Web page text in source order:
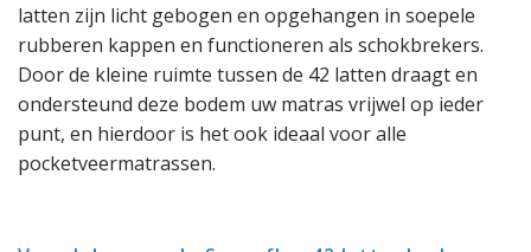
latten zijn licht gebogen en opgehangen in soepele
rubberen kappen en functioneren als schokbrekers.
Door de kleine ruimte tussen de 42 latten draagt en
ondersteund deze bodem uw matras vrijwel op ieder
punt, en hierdoor is het ook ideaal voor alle
pocketveermatrassen.